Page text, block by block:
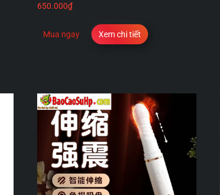
650.000₫
Mua ngay Xem chi tiết